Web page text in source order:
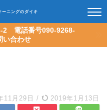
ーニングのダイキ
2 電話番号090-9268-
合わせ
11月29日 / 2019年1月13日